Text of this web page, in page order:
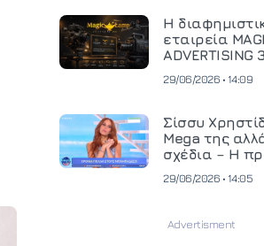
Η
εταιρεία
ADVERTISING
και ανεβάζει
στην
περιεχομένου
29/06/2026 • 14:09
Σίσσυ
Mega της
σχέδια – Η
29/06/2026 • 14:05